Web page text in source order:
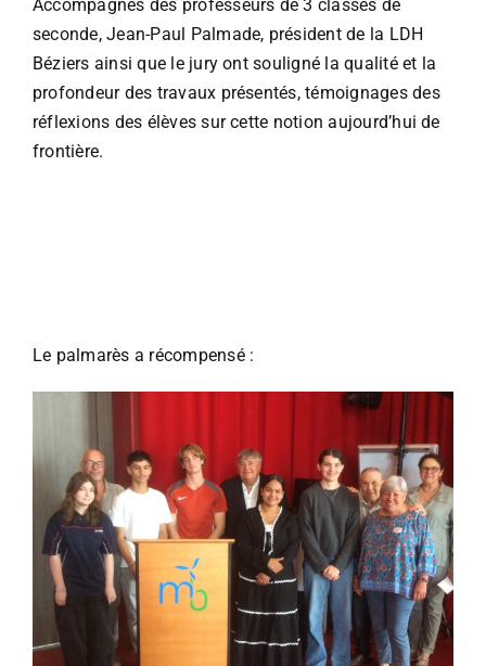
Accompagnés des professeurs de 3 classes de
seconde, Jean-Paul Palmade, président de la LDH
Béziers ainsi que le jury ont souligné la qualité et la
profondeur des travaux présentés, témoignages des
réflexions des élèves sur cette notion aujourd’hui de
frontière.
Le palmarès a récompensé :